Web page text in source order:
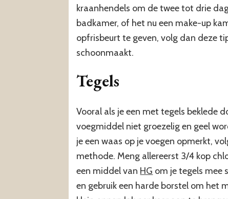
kraanhendels om de twee tot drie
badkamer, of het nu een make-up
opfrisbeurt te geven, volg dan deze
schoonmaakt.
Tegels
Vooral als je een met tegels beklede
voegmiddel niet groezelig en geel
je een waas op je voegen opmerkt,
methode. Meng allereerst 3/4 kop
een middel van HG om je tegels mee
en gebruik een harde borstel om het